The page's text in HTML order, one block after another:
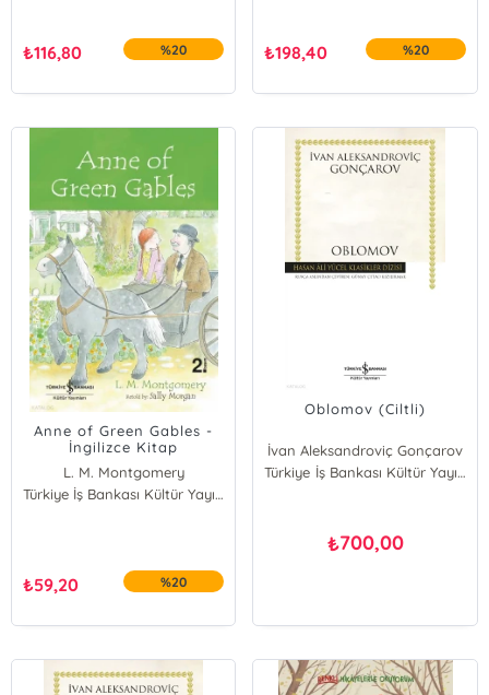
₺116,80 %20 ₺198,40 %20
Anne of Green Gables -
İngilizce Kitap
L. M. Montgomery
Türkiye İş Bankası Kültür Yayınları
₺59,20 %20
Oblomov (Ciltli)
İvan Aleksandroviç Gonçarov
Türkiye İş Bankası Kültür Yayınları
₺700,00